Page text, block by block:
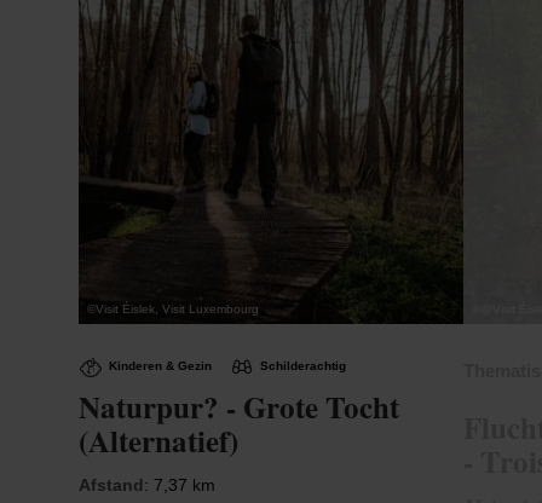
©Visit Éislek, Visit Luxembourg
Kinderen & Gezin Schilderachtig
Naturpur? - Grote Tocht
(Alternatief)
Afstand: 7,37 km